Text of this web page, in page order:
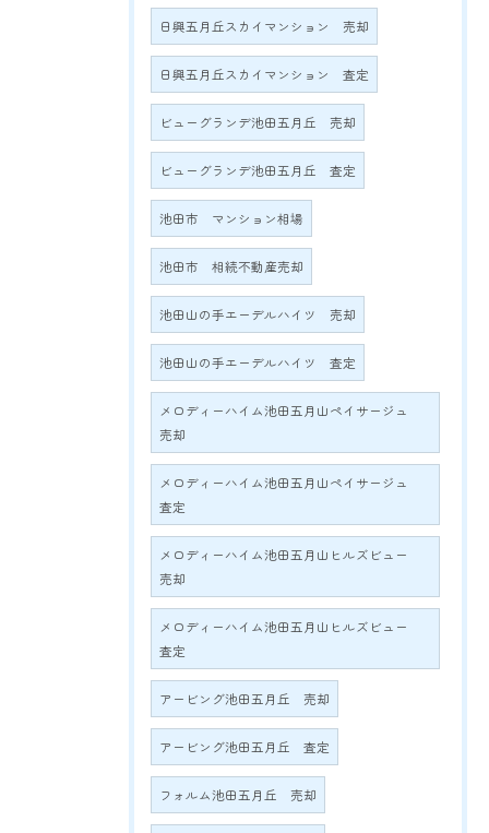
日興五月丘スカイマンション 売却
日興五月丘スカイマンション 査定
ビューグランデ池田五月丘 売却
ビューグランデ池田五月丘 査定
池田市 マンション相場
池田市 相続不動産売却
池田山の手エーデルハイツ 売却
池田山の手エーデルハイツ 査定
メロディーハイム池田五月山ペイサージュ
売却
メロディーハイム池田五月山ペイサージュ
査定
メロディーハイム池田五月山ヒルズビュー
売却
メロディーハイム池田五月山ヒルズビュー
査定
アービング池田五月丘 売却
アービング池田五月丘 査定
フォルム池田五月丘 売却